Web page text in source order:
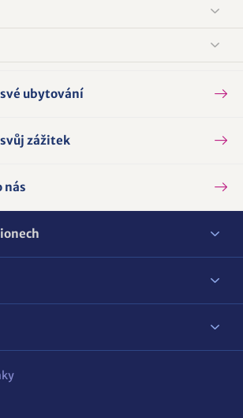
ubytování
zážitek
nás